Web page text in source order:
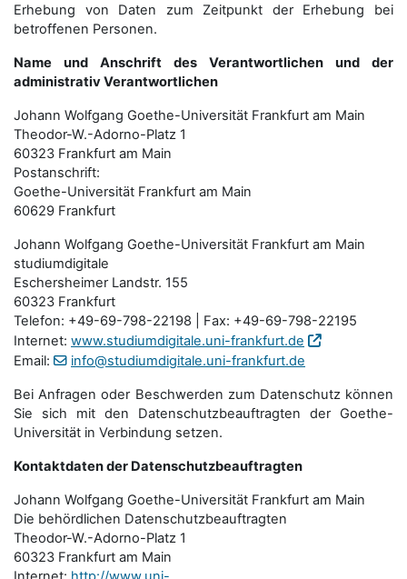
Erhebung von Daten zum Zeitpunkt der Erhebung bei
betroffenen Personen.
Name und Anschrift des Verantwortlichen und der
administrativ Verantwortlichen
Johann Wolfgang Goethe-Universität Frankfurt am Main
Theodor-W.-Adorno-Platz 1
60323 Frankfurt am Main
Postanschrift:
Goethe-Universität Frankfurt am Main
60629 Frankfurt
Johann Wolfgang Goethe-Universität Frankfurt am Main
studiumdigitale
Eschersheimer Landstr. 155
60323 Frankfurt
Telefon: +49-69-798-22198 | Fax: +49-69-798-22195
Internet: www.studiumdigitale.uni-frankfurt.de
Email:
info@studiumdigitale.uni-frankfurt.de
Bei Anfragen oder Beschwerden zum Datenschutz können
Sie sich mit den Datenschutz­beauftragten der Goethe-
Universität in Verbindung setzen.
Kontaktdaten der Datenschutzbeauftragten
Johann Wolfgang Goethe-Universität Frankfurt am Main
Die behördlichen Datenschutzbeauftragten
Theodor-W.-Adorno-Platz 1
60323 Frankfurt am Main